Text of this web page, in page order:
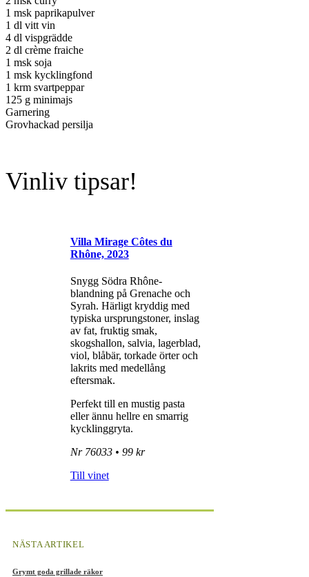
1 msk paprikapulver
1 dl vitt vin
4 dl vispgrädde
2 dl crème fraiche
1 msk soja
1 msk kycklingfond
1 krm svartpeppar
125 g minimajs
Garnering
Grovhackad persilja
Vinliv tipsar!
Villa Mirage Côtes du
Rhône, 2023
Snygg Södra Rhône-
blandning på Grenache och
Syrah. Härligt kryddig med
typiska ursprungstoner, inslag
av fat, fruktig smak,
skogshallon, salvia, lagerblad,
viol, blåbär, torkade örter och
lakrits med medellång
eftersmak.
Perfekt till en mustig pasta
eller ännu hellre en smarrig
kycklinggryta.
Nr 76033 • 99 kr
Till vinet
NÄSTA ARTIKEL
Grymt goda grillade räkor